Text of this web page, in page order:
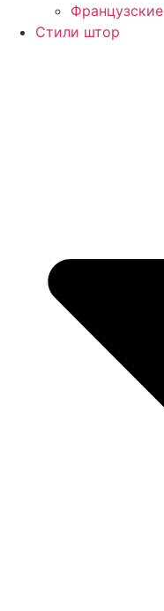
Французские
Стили штор